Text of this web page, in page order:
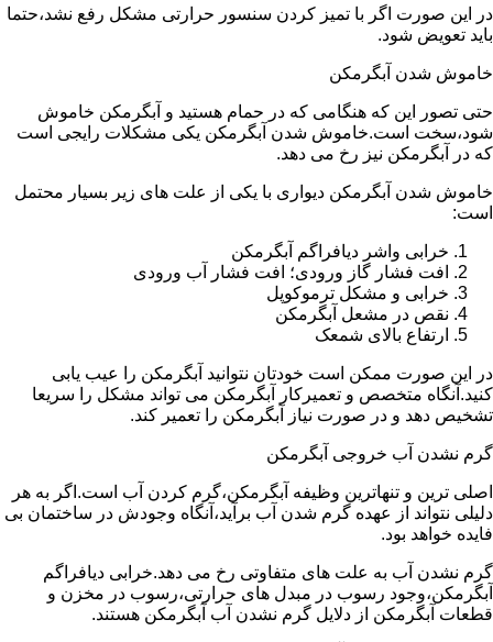
در این صورت اگر با تمیز کردن سنسور حرارتی مشکل رفع نشد،حتما
باید تعویض شود.
خاموش شدن آبگرمکن
حتی تصور این که هنگامی که در حمام هستید و آبگرمکن خاموش
شود،سخت است.خاموش شدن آبگرمکن یکی مشکلات رایجی است
که در آبگرمکن نیز رخ می دهد.
خاموش شدن آبگرمکن دیواری با یکی از علت های زیر بسیار محتمل
است:
خرابی واشر دیافراگم آبگرمکن
افت فشار گاز ورودی؛ افت فشار آب ورودی
خرابی و مشکل ترموکوپل
نقص در مشعل آبگرمکن
ارتفاع بالای شمعک
در این صورت ممکن است خودتان نتوانید آبگرمکن را عیب یابی
کنید.آنگاه متخصص و تعمیرکار آبگرمکن می تواند مشکل را سریعا
تشخیص دهد و در صورت نیاز آبگرمکن را تعمیر کند.
گرم نشدن آب خروجی آبگرمکن
اصلی ترین و تنهاترین وظیفه آبگرمکن،گرم کردن آب است.اگر به هر
دلیلی نتواند از عهده گرم شدن آب برآید،آنگاه وجودش در ساختمان بی
فایده خواهد بود.
گرم نشدن آب به علت های متفاوتی رخ می دهد.خرابی دیافراگم
آبگرمکن،وجود رسوب در مبدل های حرارتی،رسوب در مخزن و
قطعات آبگرمکن از دلایل گرم نشدن آب آبگرمکن هستند.